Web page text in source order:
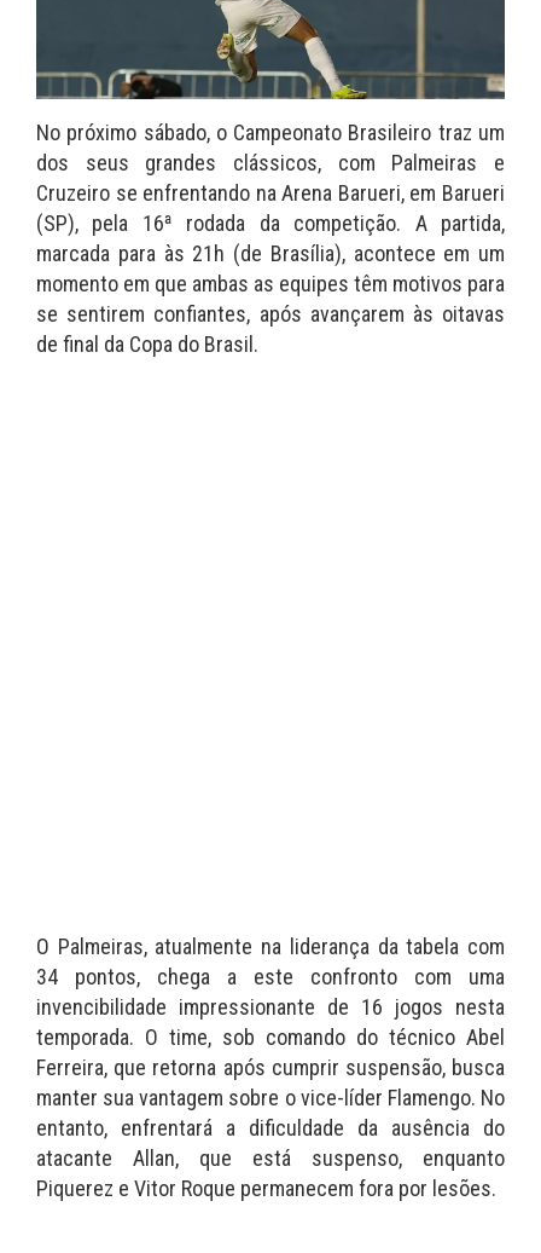
No próximo sábado, o Campeonato Brasileiro traz um
dos seus grandes clássicos, com Palmeiras e
Cruzeiro se enfrentando na Arena Barueri, em Barueri
(SP), pela 16ª rodada da competição. A partida,
marcada para às 21h (de Brasília), acontece em um
momento em que ambas as equipes têm motivos para
se sentirem confiantes, após avançarem às oitavas
de final da Copa do Brasil.
O Palmeiras, atualmente na liderança da tabela com
34 pontos, chega a este confronto com uma
invencibilidade impressionante de 16 jogos nesta
temporada. O time, sob comando do técnico Abel
Ferreira, que retorna após cumprir suspensão, busca
manter sua vantagem sobre o vice-líder Flamengo. No
entanto, enfrentará a dificuldade da ausência do
atacante Allan, que está suspenso, enquanto
Piquerez e Vitor Roque permanecem fora por lesões.